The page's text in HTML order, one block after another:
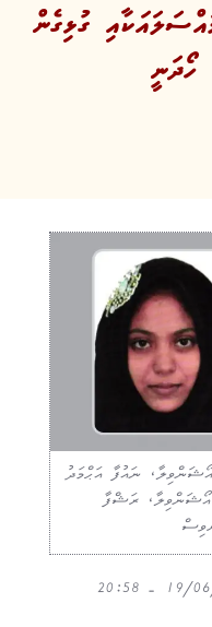
ގުޅިގެން
ހޯދަނީ
ނައުފާ އަޙްމަދު
އޯޝަންވިލާ، ރަޝްފާ